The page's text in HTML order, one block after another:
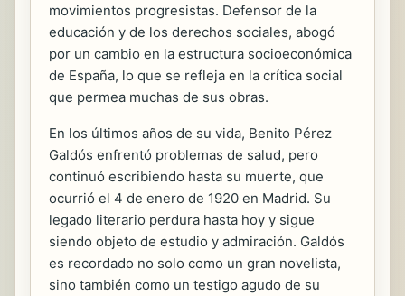
movimientos progresistas. Defensor de la
educación y de los derechos sociales, abogó
por un cambio en la estructura socioeconómica
de España, lo que se refleja en la crítica social
que permea muchas de sus obras.
En los últimos años de su vida, Benito Pérez
Galdós enfrentó problemas de salud, pero
continuó escribiendo hasta su muerte, que
ocurrió el 4 de enero de 1920 en Madrid. Su
legado literario perdura hasta hoy y sigue
siendo objeto de estudio y admiración. Galdós
es recordado no solo como un gran novelista,
sino también como un testigo agudo de su